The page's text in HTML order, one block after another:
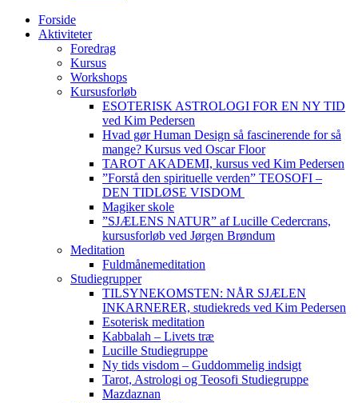
Forside
Aktiviteter
Foredrag
Kursus
Workshops
Kursusforløb
ESOTERISK ASTROLOGI FOR EN NY TID
ved Kim Pedersen
Hvad gør Human Design så fascinerende for så
mange? Kursus ved Oscar Floor
TAROT AKADEMI, kursus ved Kim Pedersen
”Forstå den spirituelle verden” TEOSOFI –
DEN TIDLØSE VISDOM
Magiker skole
”SJÆLENS NATUR” af Lucille Cedercrans,
kursusforløb ved Jørgen Brøndum
Meditation
Fuldmånemeditation
Studiegrupper
TILSYNEKOMSTEN: NÅR SJÆLEN
INKARNERER, studiekreds ved Kim Pedersen
Esoterisk meditation
Kabbalah – Livets træ
Lucille Studiegruppe
Ny tids visdom – Guddommelig indsigt
Tarot, Astrologi og Teosofi Studiegruppe
Mazdaznan